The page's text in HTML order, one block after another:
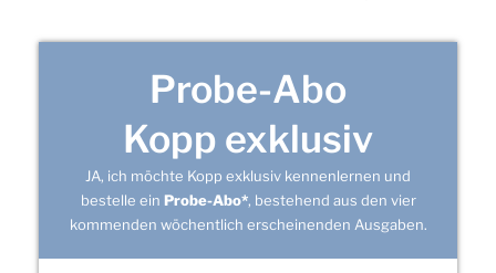
Probe-Abo
Kopp exklusiv
JA, ich möchte Kopp exklusiv kennenlernen und
bestelle ein Probe-Abo*, bestehend aus den vier
kommenden wöchentlich erscheinenden Ausgaben.